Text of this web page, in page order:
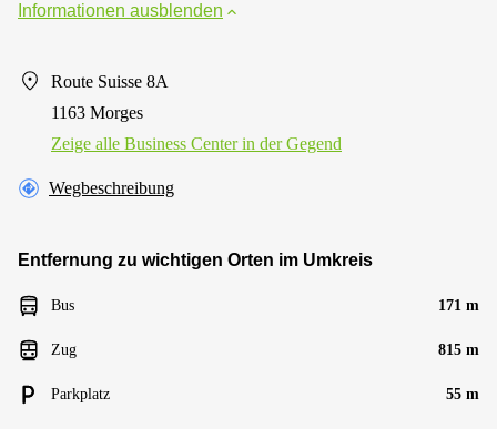
Informationen ausblenden
Route Suisse 8A
1163 Morges
Zeige alle Business Center in der Gegend
Wegbeschreibung
Entfernung zu wichtigen Orten im Umkreis
Bus 171 m
Zug 815 m
Parkplatz 55 m